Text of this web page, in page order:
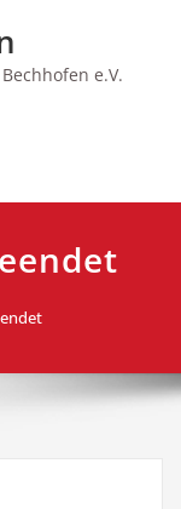
e.V.